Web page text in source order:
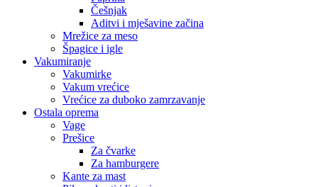
Češnjak
Aditvi i mješavine začina
Mrežice za meso
Špagice i igle
Vakumiranje
Vakumirke
Vakum vrećice
Vrećice za duboko zamrzavanje
Ostala oprema
Vage
Prešice
Za čvarke
Za hamburgere
Kante za mast